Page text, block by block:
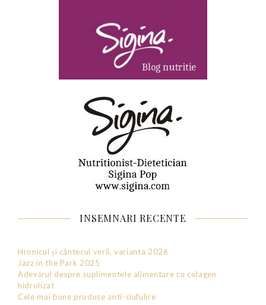
INSEMNARI RECENTE
Hronicul și cântecul verii, varianta 2026
Jazz in the Park 2025
Adevărul despre suplimentele alimentare cu colagen
hidrolizat
Cele mai bune produse anti-ciufulire